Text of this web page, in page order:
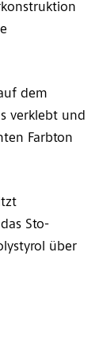
dem
verklebt und
Farbton
Sto-
über